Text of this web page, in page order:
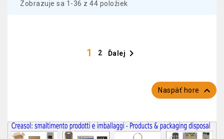
Zobrazuje sa 1-36 z 44 položiek
1 2 Ďalej 
Naspäť hore 